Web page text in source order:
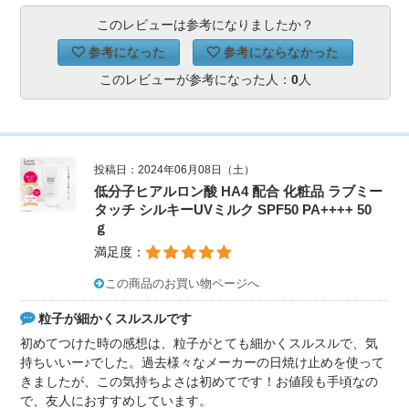
このレビューは参考になりましたか？
参考になった
参考にならなかった
このレビューが参考になった人： 0人
投稿日：2024年06月08日（土）
低分子ヒアルロン酸 HA4 配合 化粧品 ラブミー
タッチ シルキーUVミルク SPF50 PA++++ 50
ｇ
満足度：
この商品のお買い物ページへ
粒子が細かくスルスルです
初めてつけた時の感想は、粒子がとても細かくスルスルで、気
持ちいいー♪でした。過去様々なメーカーの日焼け止めを使って
きましたが、この気持ちよさは初めてです！お値段も手頃なの
で、友人におすすめしています。